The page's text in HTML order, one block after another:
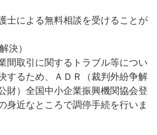
士による無料相談を受けることが
決）
間取引に関するトラブル等につい
するため、ＡＤＲ（裁判外紛争解
財）全国中小企業振興機関協会登
身近なところで調停手続を行いま